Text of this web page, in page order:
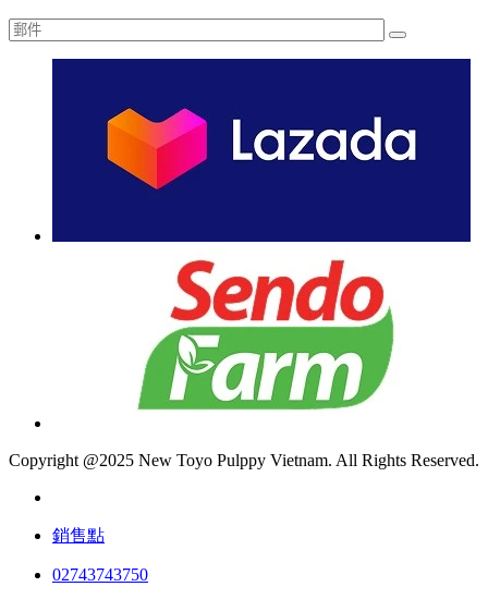
Copyright @2025 New Toyo Pulppy Vietnam. All Rights Reserved.
銷售點
02743743750